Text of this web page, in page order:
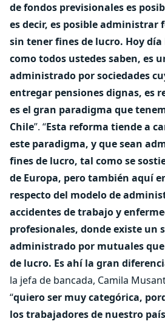
de fondos previsionales es
es decir, es posible administrar
sin tener fines de lucro. Hoy
como todos ustedes saben, es
administrado por sociedades
entregar pensiones dignas, es
es el gran paradigma que
Chile”. “Esta reforma tiende a
este paradigma, y que sean
fines de lucro, tal como se
de Europa, pero también aquí
respecto del modelo de
accidentes de trabajo y
profesionales, donde existe un
administrado por mutuales
de lucro. Es ahí la gran
la jefa de bancada, Camila
“quiero ser muy categórica,
los trabajadores de nuestro